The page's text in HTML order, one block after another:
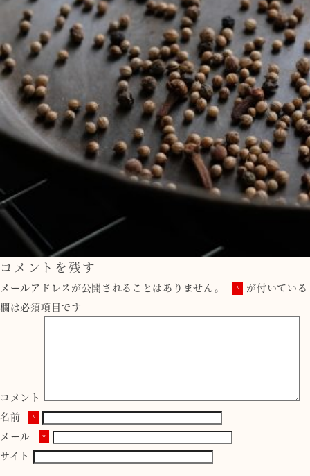
コメントを残す
メールアドレスが公開されることはありません。 *
が付いている
欄は必須項目です
コメント
名前
*
メール *
サイト